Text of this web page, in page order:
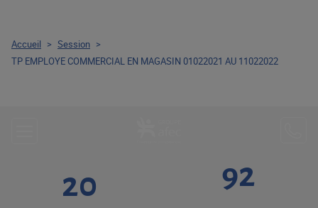
20 92
Accueil > Session >
TP EMPLOYE COMMERCIAL EN MAGASIN 01022021 AU 11022022